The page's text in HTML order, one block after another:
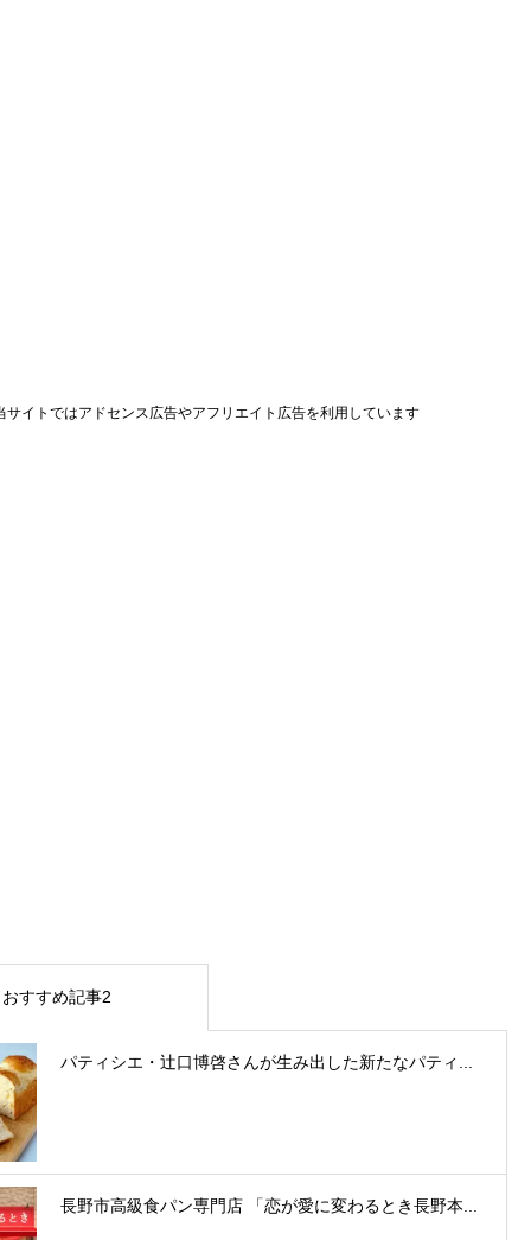
サイトではアドセンス広告やアフリエイト広告を利用しています
おすすめ記事2
パティシエ・辻口博啓さんが生み出した新たなパティ...
長野市高級食パン専門店 「恋が愛に変わるとき長野本...